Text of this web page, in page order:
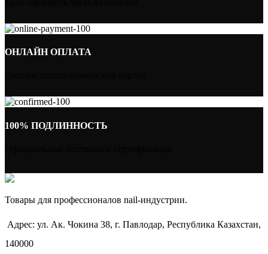
ОНЛАЙН ОПЛАТА
100% ПОДЛИННОСТЬ
Товары для профессионалов nail-индустрии.
Адрес: ул. Ак. Чокина 38, г. Павлодар, Республика Казахстан,
140000